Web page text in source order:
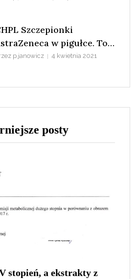
Szczepionki
w pigułce. To
COVID-19 zabija ludzi
p.janowicz 4 kwietnia 2021
posty
stopień, a ekstrakty z